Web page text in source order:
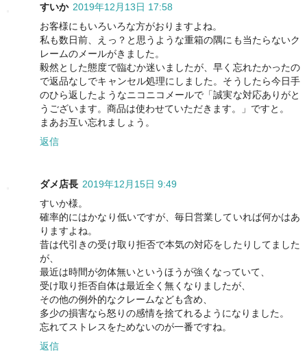
すいか 2019年12月13日 17:58
お客様にもいろいろな方がおりますよね。
私も数日前、えっ？と思うような重箱の隅にも当たらないク
レームのメールがきました。
毅然とした態度で臨むか迷いましたが、早く忘れたかったの
で返品なしでキャンセル処理にしました。そうしたら今日手
のひら返したようなニコニコメールで「誠実な対応ありがと
うございます。商品は使わせていただきます。」ですと。
まあお互い忘れましょう。
返信
ダメ店長 2019年12月15日 9:49
すいか様。
確率的にはかなり低いですが、毎日営業していれば何かはあ
りますよね。
昔は代引きの受け取り拒否で本気の対応をしたりしてました
が、
最近は時間が勿体無いというほうが強くなっていて、
受け取り拒否自体は最近全く無くなりましたが、
その他の例外的なクレームなども含め、
多少の損害なら怒りの感情を捨てれるようになりました。
忘れてストレスをためないのが一番ですね。
返信